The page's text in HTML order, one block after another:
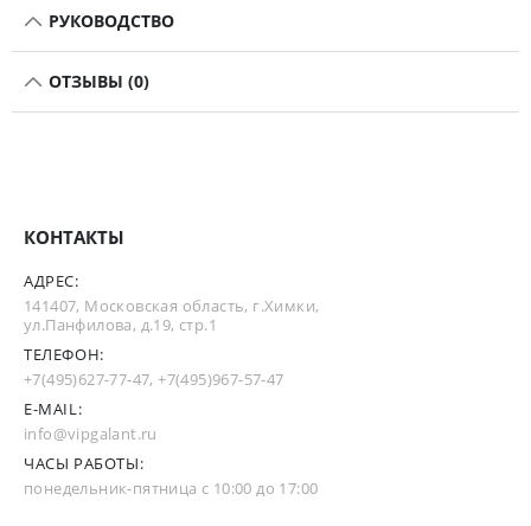
РУКОВОДСТВО
ОТЗЫВЫ (0)
КОНТАКТЫ
АДРЕС:
141407, Московская область, г.Химки,
ул.Панфилова, д.19, стр.1
ТЕЛЕФОН:
+7(495)627-77-47,+7(495)967-57-47
E-MAIL:
info@vipgalant.ru
ЧАСЫ РАБОТЫ:
понедельник-пятница с 10:00 до 17:00